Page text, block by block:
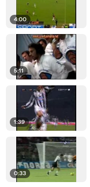
4:00
5:11
1:39
0:33